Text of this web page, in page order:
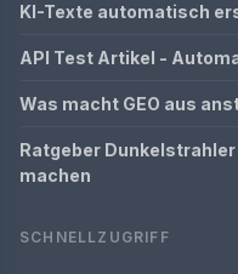
KI-Texte automatisch
API Test Artikel -
Was macht GEO aus
Ratgeber
machen
SCHNELLZUGRIFF